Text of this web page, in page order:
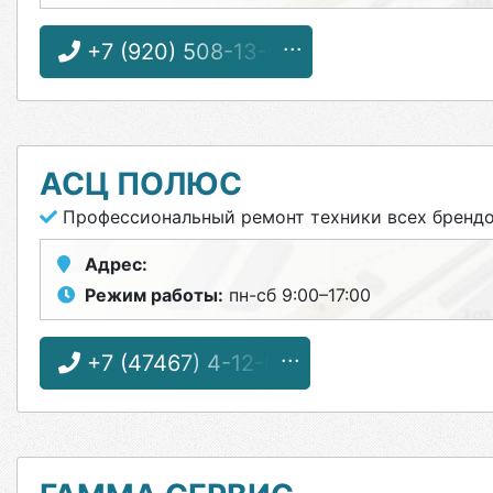
+7 (920) 508-13-66
АСЦ ПОЛЮС
Профессиональный ремонт техники всех
Адрес:
Режим работы: пн-сб 9:00–17:00
+7 (47467) 4-12-08